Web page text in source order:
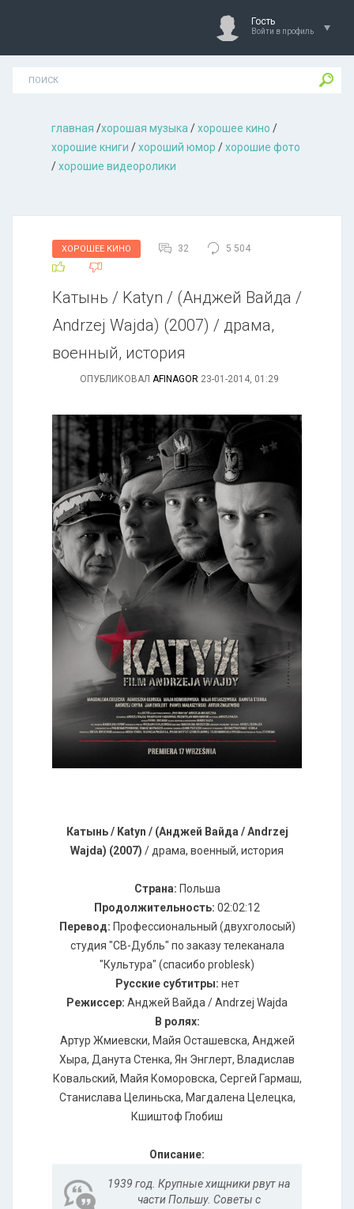
Гость
Войти в профиль
главная /хорошая музыкa /хорошее кино /
хорошие книги /хороший юмор /хорошие фото
/хорошие видеоролики
ХОРОШЕЕ КИНО 32 5 504
Катынь / Katyn / (Анджей Вайда /
Andrzej Wajda) (2007) / драма,
военный, история
ОПУБЛИКОВАЛ AFINAGOR 23-01-2014, 01:29
Катынь / Katyn / (Анджей Вайда / Andrzej
Wajda) (2007) / драма, военный, история
Страна: Польша
Продолжительность: 02:02:12
Перевод: Профессиональный (двухголосый)
студия "СВ-Дубль" по заказу телеканала
"Культура" (спасибо problesk)
Русские субтитры: нет
Режиссер: Анджей Вайда / Andrzej Wajda
В ролях:
Артур Жмиевски, Майя Осташевска, Анджей
Хыра, Данута Стенка, Ян Энглерт, Владислав
Ковальский, Майя Коморовска, Сергей Гармаш,
Станислава Целиньска, Магдалена Целецка,
Кшиштоф Глобиш
Описание:
1939 год. Крупные хищники рвут на
части Польшу. Советы с